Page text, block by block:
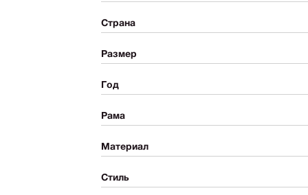
Страна
Размер
Год
Рама
Материал
Стиль